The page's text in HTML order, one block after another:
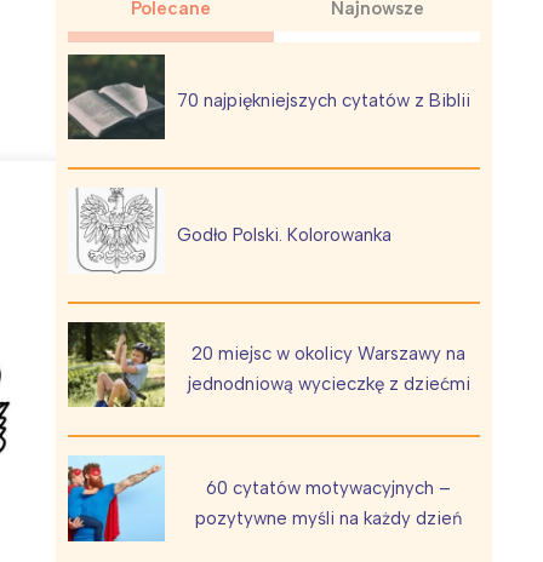
Polecane Najnowsze
70 najpiękniejszych cytatów z Biblii
Godło Polski. Kolorowanka
20 miejsc w okolicy Warszawy na
jednodniową wycieczkę z dziećmi
60 cytatów motywacyjnych –
pozytywne myśli na każdy dzień